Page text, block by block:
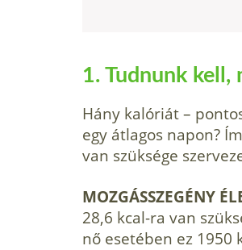
1. Tudnunk kell,
Hány kalóriát –
egy átlagos napon?
van szüksége
MOZGÁSSZEGÉNY
28,6 kcal-ra van
nő esetében ez 1950